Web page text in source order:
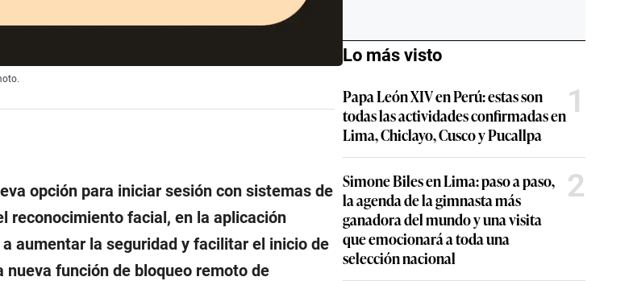
opción para iniciar sesión con sistemas de
reconocimiento facial, en la aplicación
a aumentar la seguridad y facilitar el inicio de
función de bloqueo remoto de
Lo más visto
Papa León XIV en Perú: estas son
todas las actividades confirmadas en
Lima, Chiclayo, Cusco y Pucallpa
1
Simone Biles en Lima: paso a paso,
la agenda de la gimnasta más
ganadora del mundo y una visita
que emocionará a toda una
selección nacional
2